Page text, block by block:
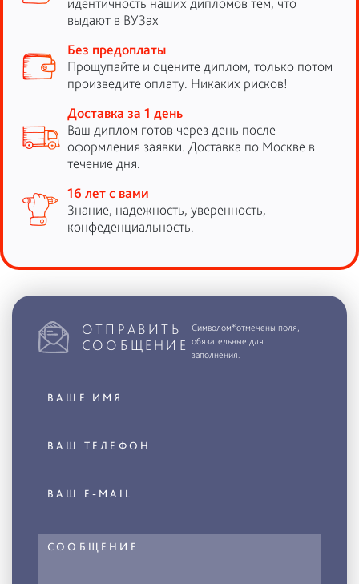
выдают в ВУЗах
Без предоплаты
Прощупайте и оцените диплом, только потом
произведите оплату. Никаких рисков!
Доставка за 1 день
Ваш диплом готов через день после
оформления заявки. Доставка по Москве в
течение дня.
16 лет с вами
Знание, надежность, уверенность,
конфеденциальность.
ОТПРАВИТЬ
СООБЩЕНИЕ
Символом*отмечены поля,
обязательные для
заполнения.